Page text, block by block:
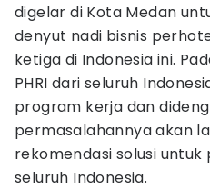
digelar di Kota Medan
denyut nadi bisnis
ketiga di Indonesia ini.
PHRI dari seluruh
program kerja dan
permasalahannya akan
rekomendasi solusi untuk
seluruh Indonesia.